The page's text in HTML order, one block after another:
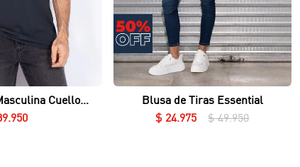
rápida
Cuello
950
Vista rápida
Blusa de Tiras Essential
$ 24. 975 $ 49.950